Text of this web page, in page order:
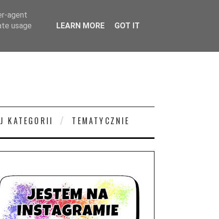
KATEGORII TEMATYCZNIE
agent
usage
LEARN MORE GOT IT